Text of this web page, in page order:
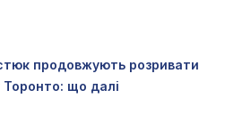
продовжують розривати
Торонто: що далі